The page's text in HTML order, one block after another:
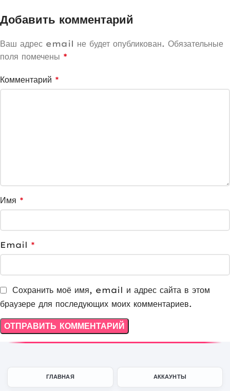
Добавить комментарий
Ваш адрес email не будет опубликован. Обязательные
поля помечены *
Комментарий *
Имя *
Email *
Сохранить моё имя, email и адрес сайта в этом
браузере для последующих моих комментариев.
ГЛАВНАЯ АККАУНТЫ